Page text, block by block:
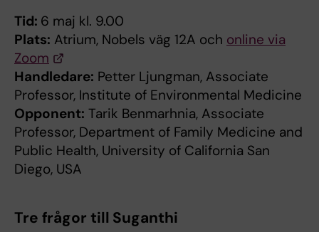
Tid: 6 maj kl. 9.00
Plats: Atrium, Nobels väg 12A och online via
Zoom
Handledare: Petter Ljungman, Associate
Professor, Institute of Environmental Medicine
Opponent: Tarik Benmarhnia, Associate
Professor, Department of Family Medicine and
Public Health, University of California San
Diego, USA
Tre frågor till Suganthi